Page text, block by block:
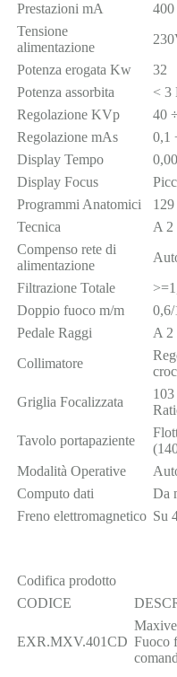
Prestazioni mA
400
Tensione
alimentazione
Potenza erogata Kw
32
Potenza assorbita
< 3
Regolazione KVp
40
Regolazione mAs
0,1
Display Tempo
Display Focus
Programmi Anatomici
Tecnica
A 2
Compenso rete di
alimentazione
Filtrazione Totale
Doppio fuoco m/m
0,6/
Pedale Raggi
A 2
Collimatore
Griglia Focalizzata
Tavolo portapaziente
Modalità Operative
Computo dati
Da
Freno elettromagnetico Su
Codifica prodotto
CODICE
EXR.MXV.401CD Fuoco